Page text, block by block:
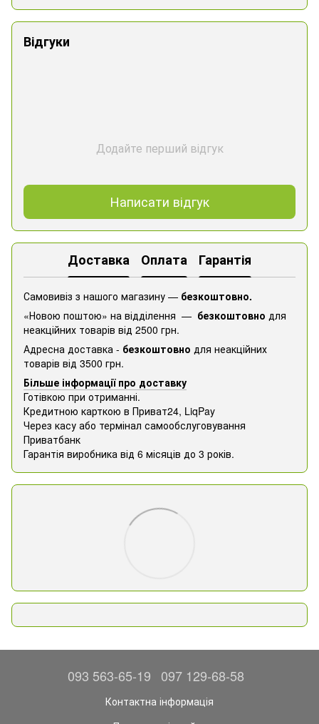
Відгуки
Додайте перший відгук
Написати відгук
Доставка Оплата Гарантія
Самовивіз з нашого магазину — безкоштовно.
«Новою поштою» на відділення — безкоштовно для
неакційних товарів від 2500 грн.
Адресна доставка - безкоштовно для неакційних
товарів від 3500 грн.
Більше інформації про доставку
Готівкою при отриманні.
Кредитною карткою в Приват24, ​​LiqPay
Через касу або термінал самообслуговування
Приватбанк
Гарантія виробника від 6 місяців до 3 років.
093 563-65-19 097 129-68-58
Контактна інформація